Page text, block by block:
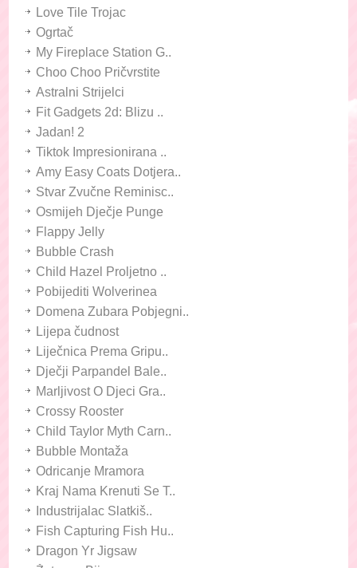
Love Tile Trojac
Ogrtač
My Fireplace Station G..
Choo Choo Pričvrstite
Astralni Strijelci
Fit Gadgets 2d: Blizu ..
Jadan! 2
Tiktok Impresionirana ..
Amy Easy Coats Dotjera..
Stvar Zvučne Reminisc..
Osmijeh Dječje Punge
Flappy Jelly
Bubble Crash
Child Hazel Proljetno ..
Pobijediti Wolverinea
Domena Zubara Pobjegni..
Lijepa čudnost
Liječnica Prema Gripu..
Dječji Parpandel Bale..
Marljivost O Djeci Gra..
Crossy Rooster
Child Taylor Myth Carn..
Bubble Montaža
Odricanje Mramora
Kraj Nama Krenuti Se T..
Industrijalac Slatkiš..
Fish Capturing Fish Hu..
Dragon Yr Jigsaw